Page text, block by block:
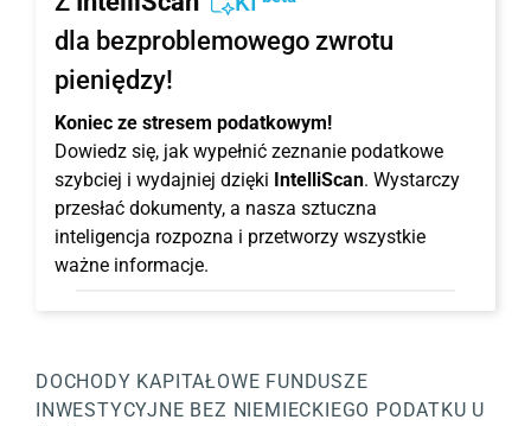
dla bezproblemowego zwrotu
pieniędzy!
Koniec ze stresem podatkowym!
Dowiedz się, jak wypełnić zeznanie podatkowe
szybciej i wydajniej dzięki IntelliScan. Wystarczy
przesłać dokumenty, a nasza sztuczna
inteligencja rozpozna i przetworzy wszystkie
ważne informacje.
DOCHODY KAPITAŁOWE FUNDUSZE
INWESTYCYJNE BEZ NIEMIECKIEGO PODATKU U